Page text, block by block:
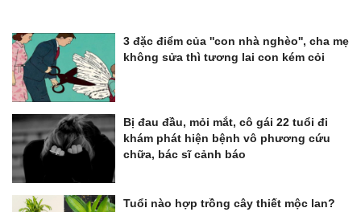
3 đặc điểm của ''con nhà nghèo'', cha mẹ
không sửa thì tương lai con kém cỏi
Bị đau đầu, mỏi mắt, cô gái 22 tuổi đi
khám phát hiện bệnh vô phương cứu
chữa, bác sĩ cảnh báo
Tuổi nào hợp trồng cây thiết mộc lan?